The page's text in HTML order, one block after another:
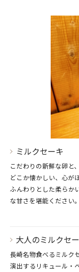
ミルクセーキ
こだわりの新鮮な卵と
どこか懐かしい、心が
ふんわりとした柔らか
な甘さを堪能ください。
大人のミルクセ
長崎名物食べるミルク
演出するリキュール・